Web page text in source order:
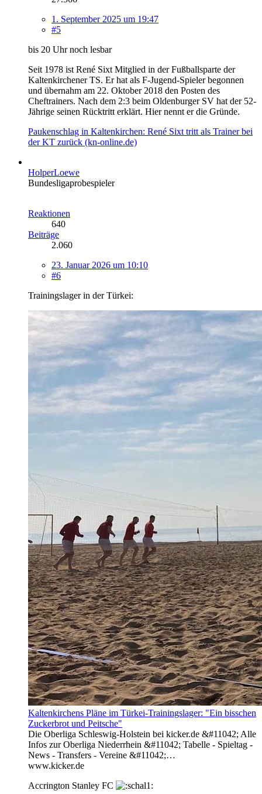
1. September 2025 um 19:47
#5
bis 20 Uhr noch lesbar
Seit 1978 ist René Sixt Mitglied in der Fußballsparte der
Kaltenkirchener TS. Er hat als F-Jugend-Spieler begonnen
und übernahm am 22. Oktober 2018 den Posten des
Cheftrainers. Nach dem 2:3 beim Oldenburger SV hat der 52-
Jährige seinen Rücktritt erklärt. Hier nennt er die Gründe.
Paukenschlag in Kaltenkirchen: René Sixt tritt als Trainer bei
der KT zurück (kn-online.de)
HolperLoewe
Bundesligaprobespieler
Reaktionen
640
Beiträge
2.060
23. Januar 2026 um 10:10
#6
Trainingslager in der Türkei:
Kaltenkirchens Pläne im Türkei-Trainingslager: "Ein bisschen
Zuckerbrot und Peitsche"
Die Oberliga Schleswig-Holstein bei kicker.de &#11042; Alle
Infos zur Oberliga Niederrhein &#11042; Tabelle - Spieltag -
News - Transfers - Vereine &#11042;…
www.kicker.de
Accrington Stanley FC